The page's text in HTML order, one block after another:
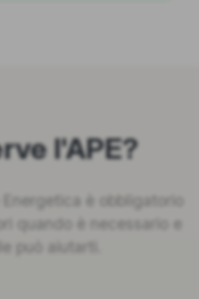
l'APE?
è obbligatorio
quando è necessario e
può aiutarti.